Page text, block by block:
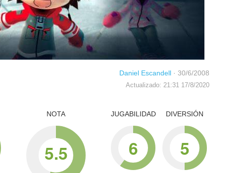
Daniel Escandell · 30/6/2008
Actualizado: 21:31 17/8/2020
NOTA
5.5
DIVERSIÓN
5
JUGABILIDAD
6